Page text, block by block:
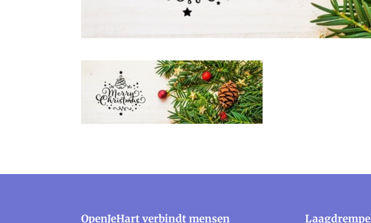
OpenJeHart verbindt mensen